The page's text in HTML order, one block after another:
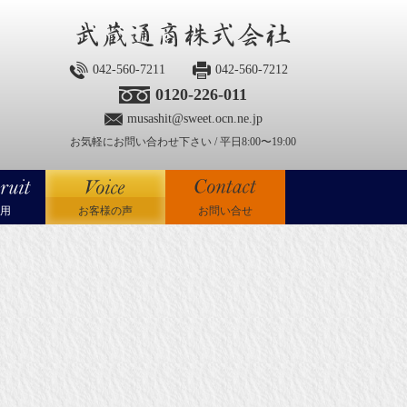
042-560-7211 042-560-7212
0120-226-011
musashit@sweet.ocn.ne.jp
お気軽にお問い合わせ下さい / 平日8:00〜19:00
お客様の声 お問い合せ